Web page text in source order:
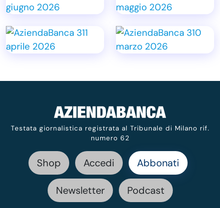
Testata giornalistica registrata al Tribunale di Milano rif.
numero 62
Shop Accedi Abbonati
Newsletter Podcast